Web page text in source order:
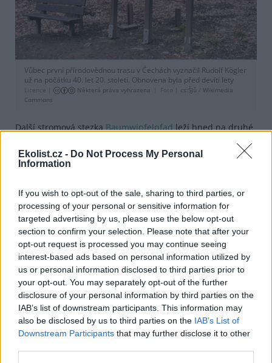
Ekolist.cz - Do Not Process My Personal
Information
If you wish to opt-out of the sale, sharing to third parties, or
processing of your personal or sensitive information for
targeted advertising by us, please use the below opt-out
section to confirm your selection. Please note that after your
opt-out request is processed you may continue seeing
interest-based ads based on personal information utilized by
us or personal information disclosed to third parties prior to
your opt-out. You may separately opt-out of the further
disclosure of your personal information by third parties on the
IAB’s list of downstream participants. This information may
also be disclosed by us to third parties on the IAB’s List of
Downstream Participants that may further disclose it to other
Vůbec první přírodovědnou trasu v Čechách vyznačil Rudolf Kögler
už na počátku 40. let 20. století. Obnovena byla před devíti lety
Licence | Některá práva vyhrazena Foto | cs:ŠJů
Wikimedia
Commons
Další stromová stezkaBaumwipfelpfadleží hned na druhé
byla už před šesti lety jako vůbec nejdelší stromová stezka
na světě. Stezka je dlouhá 1320 m a je 44 m nad zemí. Na
Nemáte-li rádi novinky a chcete raději něco lety
prověřeného, pak můžete navštívit vůbec nejstarší
naučnou stezku v Čechách.Köglerova stezkaleží ve
Šluknovském výběžku mezi městem Krásná Lípa a
východním okrajem Národního parku České Švýcarsko.
Dvanáctikilometrovou přírodovědnou vycházkovou trasu
vyznačil Rudolf Kögler už na počátku 40. let 20. století.
Stezka byla ale v provozu pouhé čtyři roky. Obnovilo ji až
město Krásná Lípa v roce 2006 ve spolupráci s Köglerovými
potomky a správami chráněných oblastí. Dnes je o dalších
osm kilometrů delší. Součástí stezky je i unikátní geologická
plastická mapa, vedená dnes jako technická památka,
kterou Rudolf Kögler vytvořil v roce 1937.